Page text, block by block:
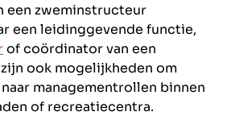
een zweminstructeur
een leidinggevende functie,
of coördinator van een
ook mogelijkheden om
managementrollen binnen
of recreatiecentra.